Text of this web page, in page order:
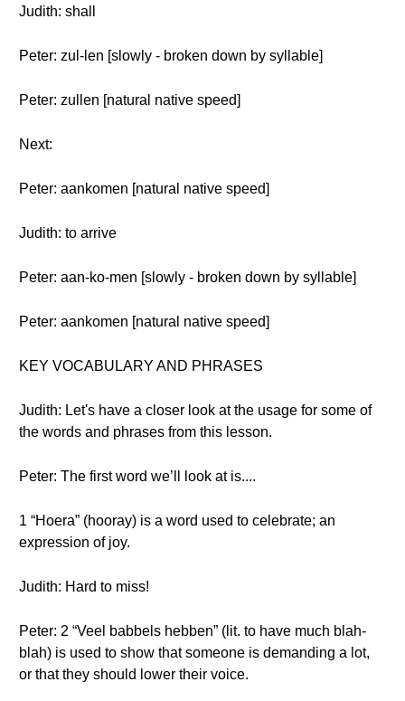
Judith: shall
Peter: zul-len [slowly - broken down by syllable]
Peter: zullen [natural native speed]
Next:
Peter: aankomen [natural native speed]
Judith: to arrive
Peter: aan-ko-men [slowly - broken down by syllable]
Peter: aankomen [natural native speed]
KEY VOCABULARY AND PHRASES
Judith: Let's have a closer look at the usage for some of
the words and phrases from this lesson.
Peter: The first word we’ll look at is....
1 “Hoera” (hooray) is a word used to celebrate; an
expression of joy.
Judith: Hard to miss!
Peter: 2 “Veel babbels hebben” (lit. to have much blah-
blah) is used to show that someone is demanding a lot,
or that they should lower their voice.